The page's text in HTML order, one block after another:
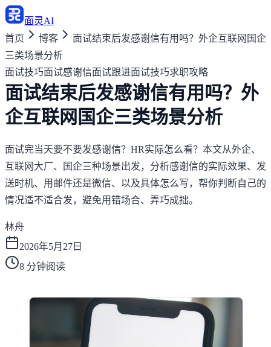
面灵AI
首页
博客
面试结束后发感谢信有用吗？外企互联网国企
三类场景分析
面试技巧面试感谢信面试跟进面试技巧求职攻略
面试结束后发感谢信有用吗？外
企互联网国企三类场景分析
面试完当天要不要发感谢信？HR实际怎么看？本文从外企、
互联网大厂、国企三种场景出发，分析感谢信的实际效果、发
送时机、用邮件还是微信、以及具体怎么写，帮你判断自己的
情况适不适合发，避免用错场合、弄巧成拙。
林舟
2026年5月27日
8 分钟阅读